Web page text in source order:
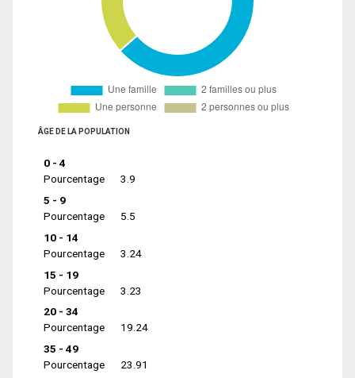
ÂGE DE LA POPULATION
0 - 4
Pourcentage
3.9
5 - 9
Pourcentage
5.5
10 - 14
Pourcentage
3.24
15 - 19
Pourcentage
3.23
20 - 34
Pourcentage
19.24
35 - 49
Pourcentage
23.91